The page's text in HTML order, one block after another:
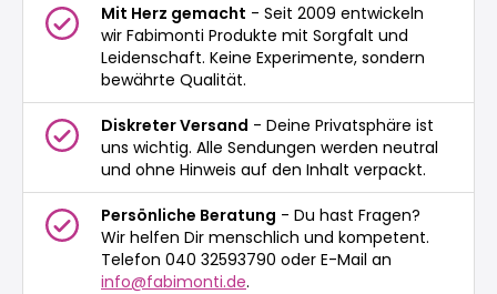
Mit Herz gemacht - Seit 2009 entwickeln
wir Fabimonti Produkte mit Sorgfalt und
Leidenschaft. Keine Experimente, sondern
bewährte Qualität.
Diskreter Versand - Deine Privatsphäre ist
uns wichtig. Alle Sendungen werden neutral
und ohne Hinweis auf den Inhalt verpackt.
Persönliche Beratung - Du hast Fragen?
Wir helfen Dir menschlich und kompetent.
Telefon 040 32593790 oder E-Mail an
info@fabimonti.de.